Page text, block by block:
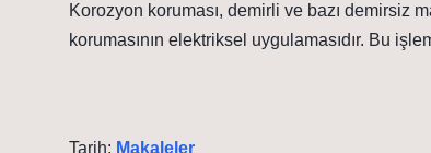
Korozyon koruması, demirli ve bazı demirsiz
korumasının elektriksel uygulamasıdır. Bu
Tarih: Makaleler